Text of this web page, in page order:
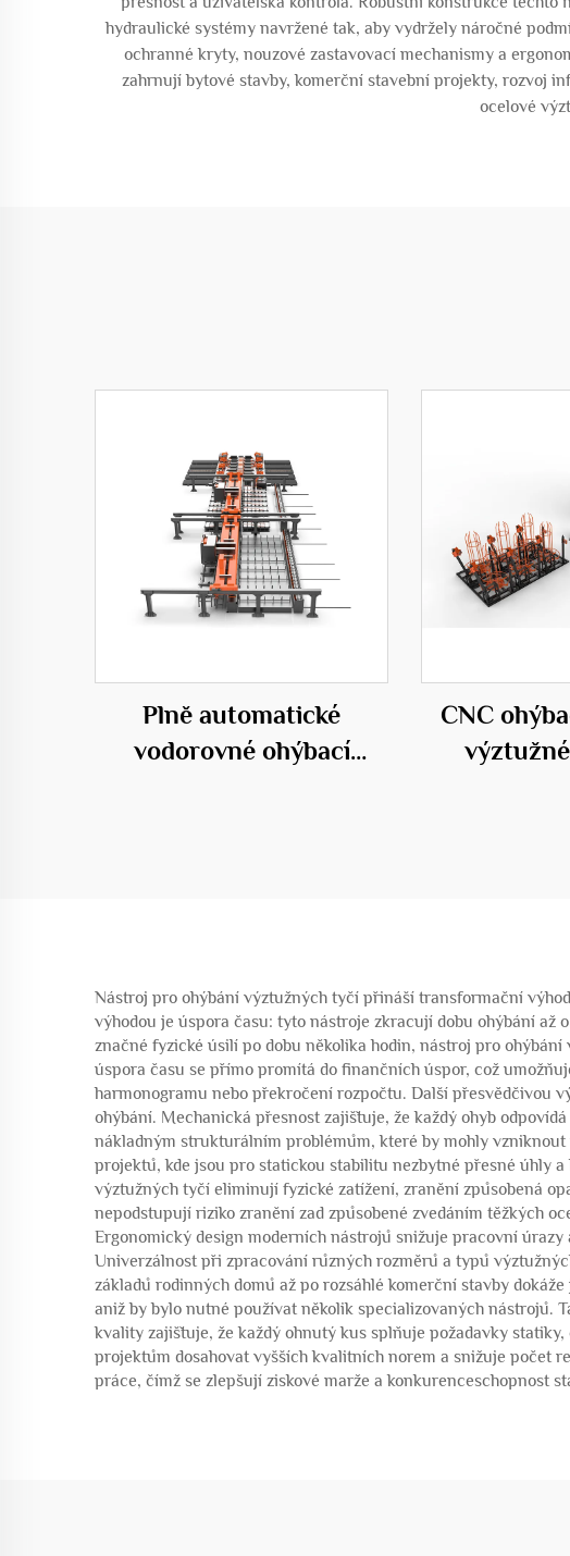
hydraulické systémy navržené tak, aby vydržely náročné
ochranné kryty, nouzové zastavovací mechanismy a
zahrnují bytové stavby, komerční stavební projekty, rozvoj
ocelové
Plně automatické
vodorovné ohýbací
CNC
Nástroj pro ohýbání výztužných tyčí přináší transformační
výhodou je úspora času: tyto nástroje zkracují dobu ohýbání
značné fyzické úsilí po dobu několika hodin, nástroj pro
úspora času se přímo promítá do finančních úspor, což
harmonogramu nebo překročení rozpočtu. Další přesvědčivou
ohýbání. Mechanická přesnost zajišťuje, že každý ohyb
nákladným strukturálním problémům, které by mohly
projektů, kde jsou pro statickou stabilitu nezbytné přesné úhly
výztužných tyčí eliminují fyzické zatížení, zranění způsobená
nepodstupují riziko zranění zad způsobené zvedáním těžkých
Ergonomický design moderních nástrojů snižuje pracovní
Univerzálnost při zpracování různých rozměrů a typů
základů rodinných domů až po rozsáhlé komerční stavby
aniž by bylo nutné používat několik specializovaných nástrojů.
kvality zajišťuje, že každý ohnutý kus splňuje požadavky
projektům dosahovat vyšších kvalitních norem a snižuje počet
práce, čímž se zlepšují ziskové marže a konkurenceschopnost